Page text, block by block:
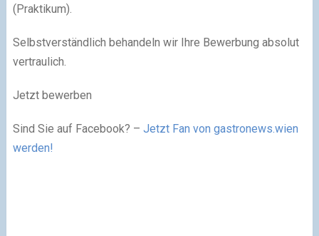
(Praktikum).
Selbstverständlich behandeln wir Ihre Bewerbung absolut
vertraulich.
Jetzt bewerben
Sind Sie auf Facebook? – Jetzt Fan von gastronews.wien
werden!